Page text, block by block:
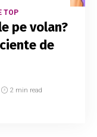
TOP
pe volan?
de
2 min read